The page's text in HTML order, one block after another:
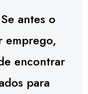
antes o
emprego,
encontrar
para